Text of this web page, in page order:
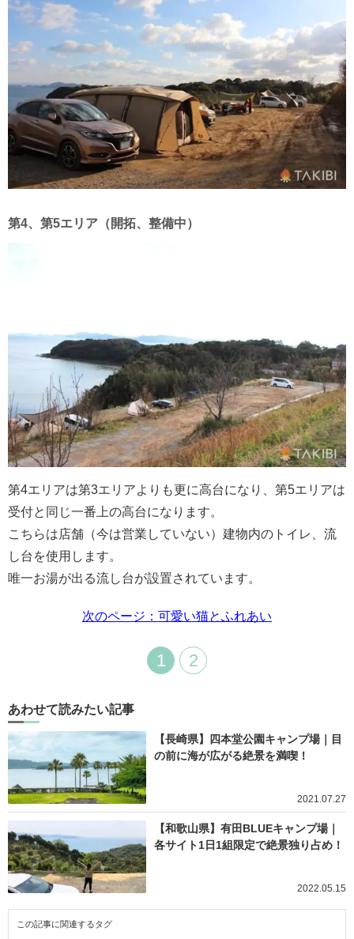
第4、第5エリア（開拓、整備中）
第4エリアは第3エリアよりも更に高台になり、第5エリアは
受付と同じ一番上の高台になります。
こちらは店舗（今は営業していない）建物内のトイレ、流
し台を使用します。
唯一お湯が出る流し台が設置されています。
次のページ：可愛い猫とふれあい
1 2
あわせて読みたい記事
【長崎県】四本堂公園キャンプ場｜目
の前に海が広がる絶景を満喫！
2021.07.27
【和歌山県】有田BLUEキャンプ場｜
各サイト1日1組限定で絶景独り占め！
2022.05.15
この記事に関連するタグ